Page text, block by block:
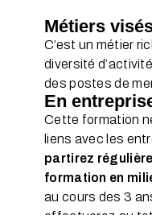
Métiers
C’est un métier
diversité
des postes de
En
Cette formation
liens avec les
partirez
formation en
au cours des 3